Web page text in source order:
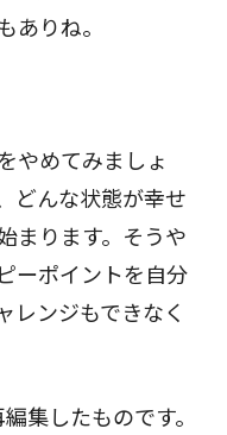
ありね。
やめてみましょ
どんな状態が幸せ
まります。そうや
ーポイントを自分
レンジもできなく
集したものです。